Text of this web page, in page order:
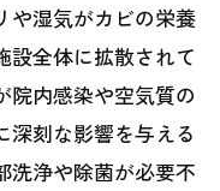
や湿気がカビの栄養
設全体に拡散されて
院内感染や空気質の
深刻な影響を与える
洗浄や除菌が必要不